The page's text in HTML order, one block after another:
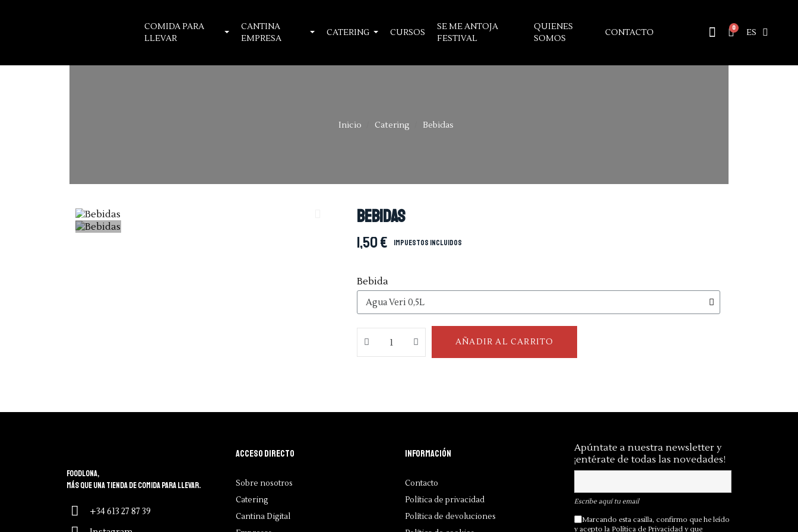
COMIDA PARA
LLEVAR
CANTINA
EMPRESA
CATERING CURSOS
SE ME ANTOJA
FESTIVAL
QUIENES
SOMOS
CONTACTO ES
Inicio Catering Bebidas
Bebidas
1,50 € Impuestos incluidos
Bebida
AÑADIR AL CARRITO
Foodlona,
más que una tienda de comida para llevar.
+34 613 27 87 39
Acceso directo
Sobre nosotros
Catering
Cantina Digital
Información
Contacto
Política de privacidad
Política de devoluciones
Apúntate a nuestra newsletter y
¡entérate de todas las novedades!
Escribe aquí tu email
Marcando esta casilla, confirmo que he leído
y acepto la Política de Privacidad y que